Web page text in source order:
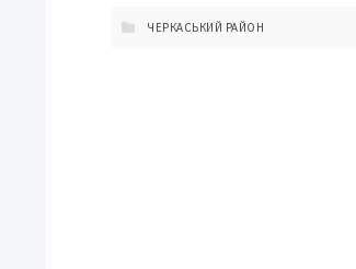
ЧЕРКАСЬКИЙ РАЙОН